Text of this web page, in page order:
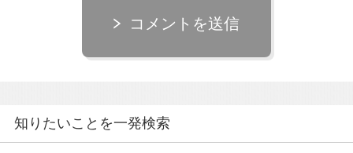
コメントを送信
知りたいことを一発検索